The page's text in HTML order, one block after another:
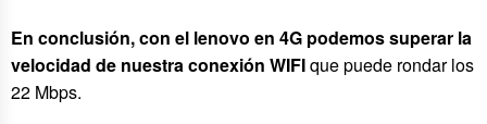
En conclusión, con el lenovo en 4G podemos superar la
velocidad de nuestra conexión WIFIque puede rondar los
22 Mbps.